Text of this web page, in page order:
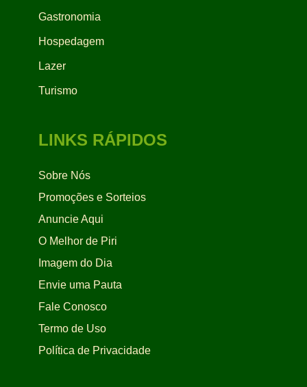
Gastronomia
Hospedagem
Lazer
Turismo
LINKS RÁPIDOS
Sobre Nós
Promoções e Sorteios
Anuncie Aqui
O Melhor de Piri
Imagem do Dia
Envie uma Pauta
Fale Conosco
Termo de Uso
Política de Privacidade